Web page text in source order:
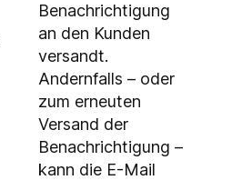
Benachrichtigung
an den Kunden
versandt.
Andernfalls – oder
zum erneuten
Versand der
Benachrichtigung –
kann die E-Mail